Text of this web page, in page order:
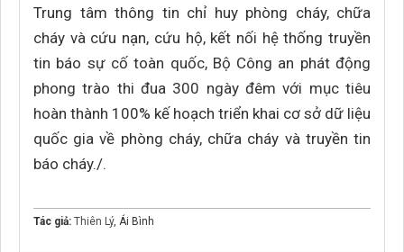
Trung tâm thông tin chỉ huy phòng cháy, chữa
cháy và cứu nạn, cứu hộ, kết nối hệ thống truyền
tin báo sự cố toàn quốc, Bộ Công an phát động
phong trào thi đua 300 ngày đêm với mục tiêu
hoàn thành 100% kế hoạch triển khai cơ sở dữ liệu
quốc gia về phòng cháy, chữa cháy và truyền tin
báo cháy./.
Tác giả: Thiên Lý, Ái Bình